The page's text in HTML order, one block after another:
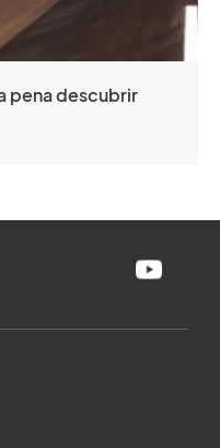
pena descubrir